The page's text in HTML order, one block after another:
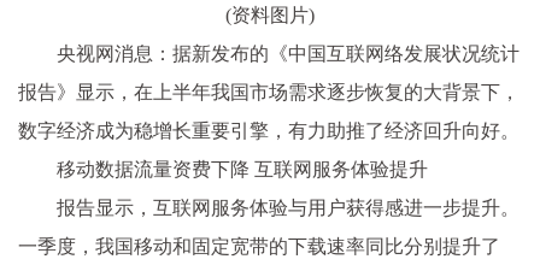
(资料图片)
央视网消息：据新发布的《中国互联网络发展状况统计
报告》显示，在上半年我国市场需求逐步恢复的大背景下，
数字经济成为稳增长重要引擎，有力助推了经济回升向好。
移动数据流量资费下降 互联网服务体验提升
报告显示，互联网服务体验与用户获得感进一步提升。
一季度，我国移动和固定宽带的下载速率同比分别提升了